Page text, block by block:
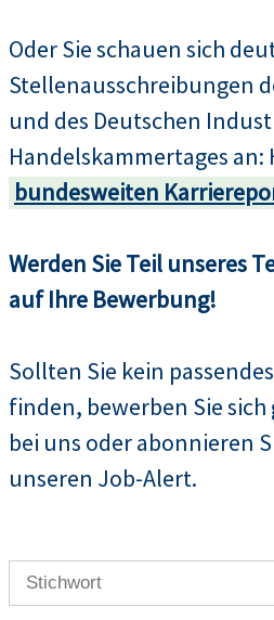
Oder Sie schauen sich
Stellenausschreibungen
und des Deutschen
Handelskammertages an:
bundesweiten
Werden Sie Teil unseres
auf Ihre Bewerbung!
Sollten Sie kein
finden, bewerben Sie sich
bei uns oder abonnieren
unseren Job-Alert.